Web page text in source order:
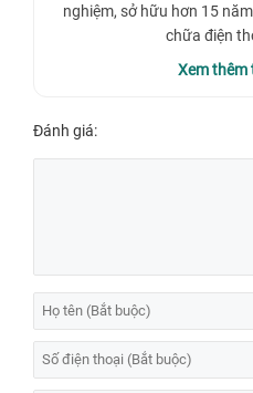
nghiệm, sở hữu hơn 15
chữa điện
Xem thêm
Đánh giá: